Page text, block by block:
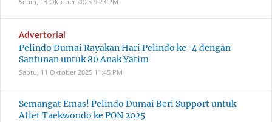
Advertorial
Pelindo Dumai Rayakan Hari Pelindo ke-4 dengan
Santunan untuk 80 Anak Yatim
Sabtu, 11 Oktober 2025 11:45 PM
Semangat Emas! Pelindo Dumai Beri Support untuk
Atlet Taekwondo ke PON 2025